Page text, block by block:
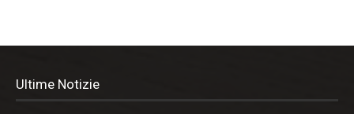
Ultime Notizie